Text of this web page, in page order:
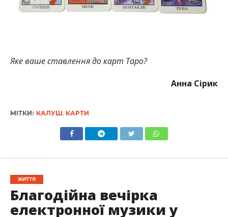
Яке ваше ставлення до карт Таро?
Анна Сірик
МІТКИ: КАЛУШ КАРТИ
ЖИТТЯ
Благодійна вечірка
електронної музики у